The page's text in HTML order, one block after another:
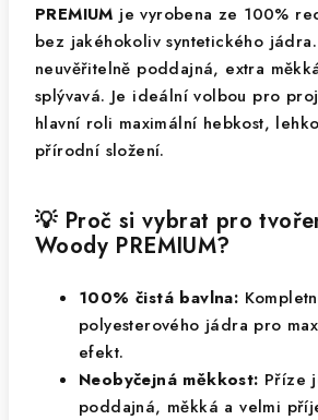
PREMIUM je vyrobena ze 100%
bez jakéhokoliv syntetického
neuvěřitelně poddajná, extra
splývavá. Je ideální volbou pro
hlavní roli maximální hebkost,
přírodní složení.
💡 Proč si vybrat pro
Woody PREMIUM?
100% čistá bavlna:
polyesterového jádra pro
efekt.
Neobyčejná měkkost: Příze
poddajná, měkká a velmi